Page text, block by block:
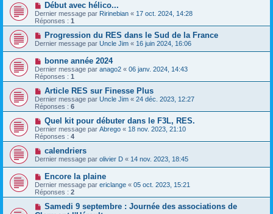
Début avec hélico...
Dernier message par Ririnebian « 17 oct. 2024, 14:28
Réponses : 1
Progression du RES dans le Sud de la France
Dernier message par Uncle Jim « 16 juin 2024, 16:06
bonne année 2024
Dernier message par anago2 « 06 janv. 2024, 14:43
Réponses : 1
Article RES sur Finesse Plus
Dernier message par Uncle Jim « 24 déc. 2023, 12:27
Réponses : 6
Quel kit pour débuter dans le F3L, RES.
Dernier message par Abrego « 18 nov. 2023, 21:10
Réponses : 4
calendriers
Dernier message par olivier D « 14 nov. 2023, 18:45
Encore la plaine
Dernier message par ericlange « 05 oct. 2023, 15:21
Réponses : 2
Samedi 9 septembre : Journée des associations de